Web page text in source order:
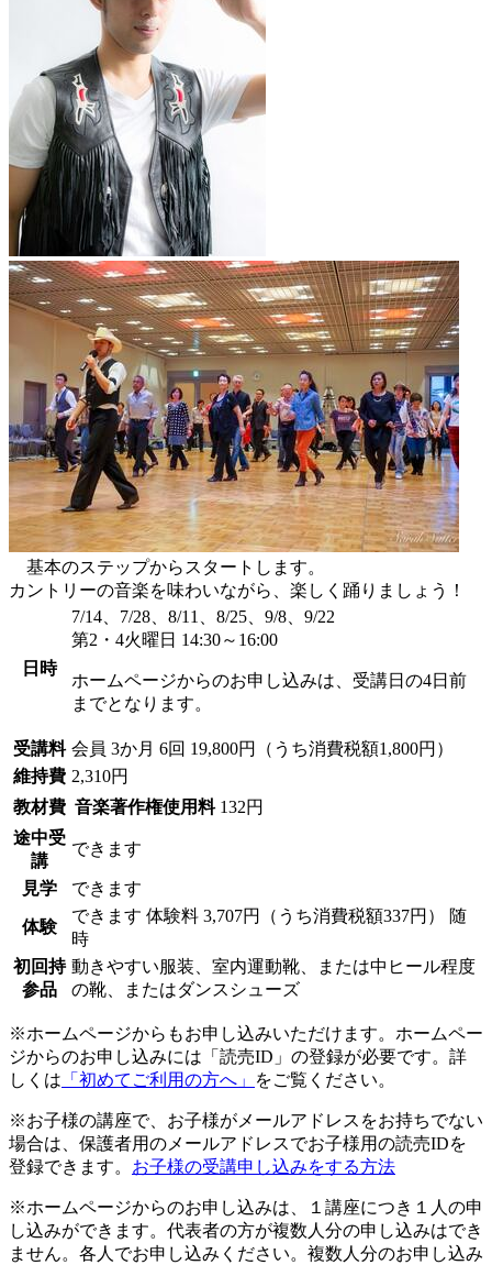
基本のステップからスタートします。
カントリーの音楽を味わいながら、楽しく踊りましょう！
日時
7/14、7/28、8/11、8/25、9/8、9/22
第2・4火曜日 14:30～16:00
ホームページからのお申し込みは、受講日の4日前
までとなります。
受講料 会員 3か月 6回 19,800円（うち消費税額1,800円）
維持費 2,310円
教材費 音楽著作権使用料 132円
途中受
講
できます
見学 できます
体験
できます 体験料 3,707円（うち消費税額337円）
随
時
初回持
参品
動きやすい服装、室内運動靴、または中ヒール程度
の靴、またはダンスシューズ
※ホームページからもお申し込みいただけます。ホームペー
ジからのお申し込みには「読売ID」の登録が必要です。詳
しくは 「初めてご利用の方へ」 をご覧ください。
※お子様の講座で、お子様がメールアドレスをお持ちでない
場合は、保護者用のメールアドレスでお子様用の読売IDを
登録できます。 お子様の受講申し込みをする方法
※ホームページからのお申し込みは、１講座につき１人の申
し込みができます。代表者の方が複数人分の申し込みはでき
ません。各人でお申し込みください。複数人分のお申し込み